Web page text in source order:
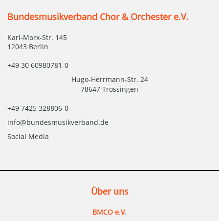
Bundesmusikverband Chor & Orchester e.V.
Karl-Marx-Str. 145
12043 Berlin
+49 30 60980781-0
Hugo-Herrmann-Str. 24
78647 Trossingen
+49 7425 328806-0
info@bundesmusikverband.de
Social Media
Über uns
BMCO e.V.